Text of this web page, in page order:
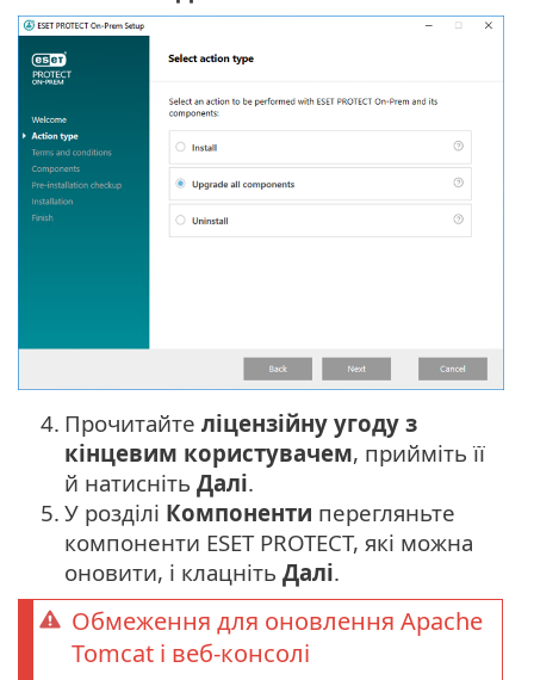
4. Прочитайте ліцензійну угоду з
кінцевим користувачем, прийміть її
й натисніть Далі.
5. У розділі Компоненти перегляньте
компоненти ESET PROTECT, які можна
оновити, і клацніть Далі.
Обмеження для оновлення Apache
Tomcat і веб-консолі